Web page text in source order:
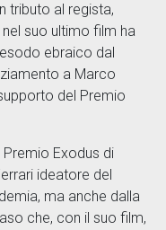
tributo al regista,
suo ultimo film ha
ebraico dal
a Marco
del Premio
Premio Exodus di
ideatore del
ma anche dalla
che, con il suo film,